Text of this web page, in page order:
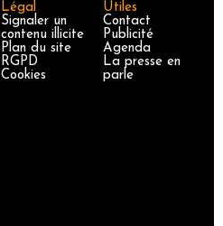
Légal
Signaler un
contenu illicite
Plan du site
RGPD
Cookies
Utiles
Contact
Publicité
Agenda
La presse en
parle